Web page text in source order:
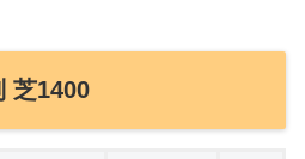
芝1400